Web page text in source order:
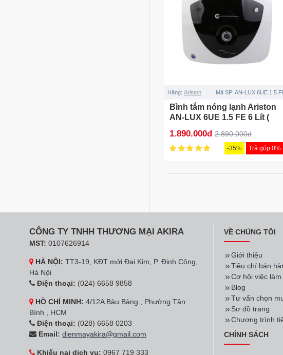
Hãng: Ariston Mã SP: AN-LUX 6UE 1.5
Bình tắm nóng lạnh Ariston
AN-LUX 6UE 1.5 FE 6 Lít (
1.890.000đ 2.890.000đ
-35% Trả góp 0%
CÔNG TY TNHH THƯƠNG MẠI AKIRA
MST: 0107626914
HÀ NỘI: TT3-19, KĐT mới Đại Kim, P. Định Công,
Hà Nội
Điện thoại: (024) 6658 9858
HỒ CHÍ MINH: 4/12A Bàu Bàng , Phường Tân
Bình , HCM
Điện thoại: (028) 6658 0203
Email: dienmayakira@gmail.com
Khiếu nại dịch vụ: 0967 719 333
VỀ CHÚNG TÔI
Giới thiệu
Tiêu chí bán
Cơ hội việc làm
Blog
Tư vấn chọn
Sơ đồ trang
Chương trình
CHÍNH SÁCH